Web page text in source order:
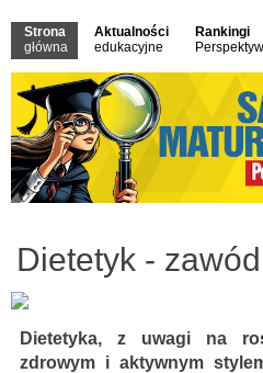
Strona
główna
Aktualności
edukacyjne
Rankingi
Perspektyw
Dietetyk -
Dietetyka, z uwagi na
zdrowym i aktywnym